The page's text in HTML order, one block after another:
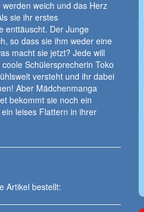
weich und das Herz
sie ihr erstes
enttäuscht. Der Junge
so dass sie ihm weder eine
macht sie jetzt? Jede will
Schülersprecherin Toko
versteht und ihr dabei
Aber Mädchenmanga
bekommt sie noch ein
leises Flattern in ihrer
Artikel bestellt: